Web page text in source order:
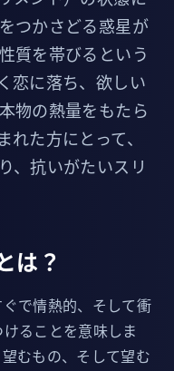
つかさどる惑星が
質を帯びるという
恋に落ち、欲しい
物の熱量をもたら
た方にとって、
、抗いがたいスリ
は？
で情熱的、そして衝
ることを意味しま
むもの、そして望む